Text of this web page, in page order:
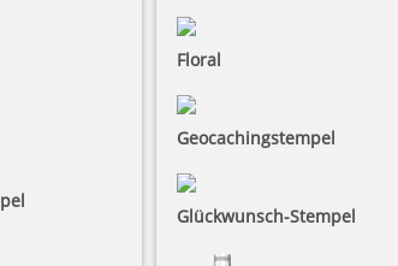
Floral
Geocachingstempel
Glückwunsch-Stempel